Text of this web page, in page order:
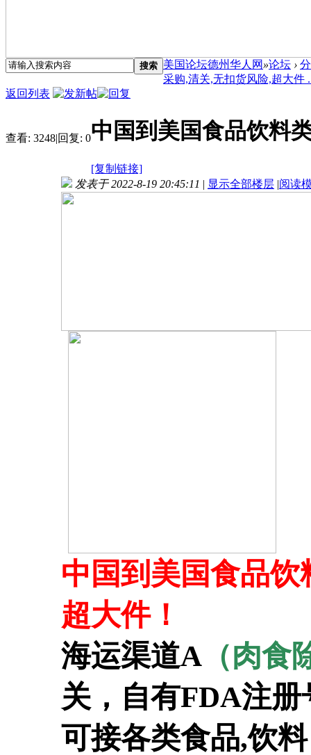
搜索 美国论坛德州华人网 »论坛 ›
采购,清关,无扣货风险,超大件
返回列表
查看: 3248|回复: 0中国到美国食品饮料
[复制链接]
发表于 2022-8-19 20:45:11 | 显示全部楼层 |阅读
中国到美国食品
超大件！
海运渠道A （肉食
关，自有FDA注
可接各类食品,饮